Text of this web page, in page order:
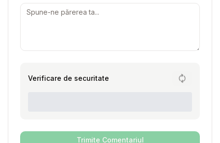
Verificare de securitate
Trimite Comentariul